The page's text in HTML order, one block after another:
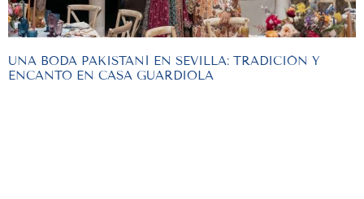
UNA BODA PAKISTANÍ EN SEVILLA: TRADICIÓN Y
ENCANTO EN CASA GUARDIOLA